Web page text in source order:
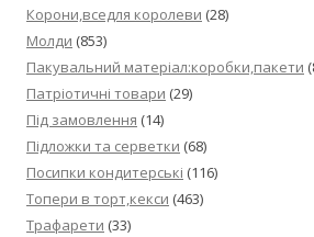
Корони,вседля королеви (28)
Молди (853)
Пакувальний матеріал:коробки,пакети
Патріотичні товари (29)
Під замовлення (14)
Підложки та серветки (68)
Посипки кондитерські (116)
Топери в торт,кекси (463)
Трафарети (33)